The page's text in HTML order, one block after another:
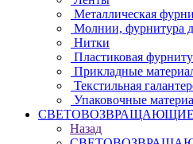
Металлическая
Молнии, фурнитура
Нитки
Пластиковая
Прикладные
Текстильная
Упаковочные
Назад